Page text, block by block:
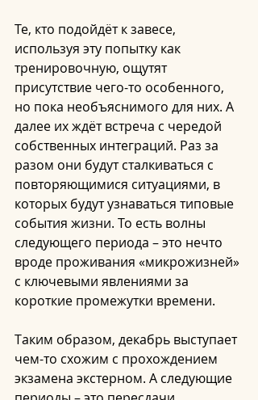
Те, кто подойдёт к завесе,
используя эту попытку как
тренировочную, ощутят
присутствие чего-то особенного,
но пока необъяснимого для них. А
далее их ждёт встреча с чередой
собственных интеграций. Раз за
разом они будут сталкиваться с
повторяющимися ситуациями, в
которых будут узнаваться типовые
события жизни. То есть волны
следующего периода – это нечто
вроде проживания «микрожизней»
с ключевыми явлениями за
короткие промежутки времени.
Таким образом, декабрь выступает
чем-то схожим с прохождением
экзамена экстерном. А следующие